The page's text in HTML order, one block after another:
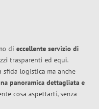
di eccellente servizio di
trasparenti ed equi.
sfida logistica ma anche
panoramica dettagliata e
cosa aspettarti, senza